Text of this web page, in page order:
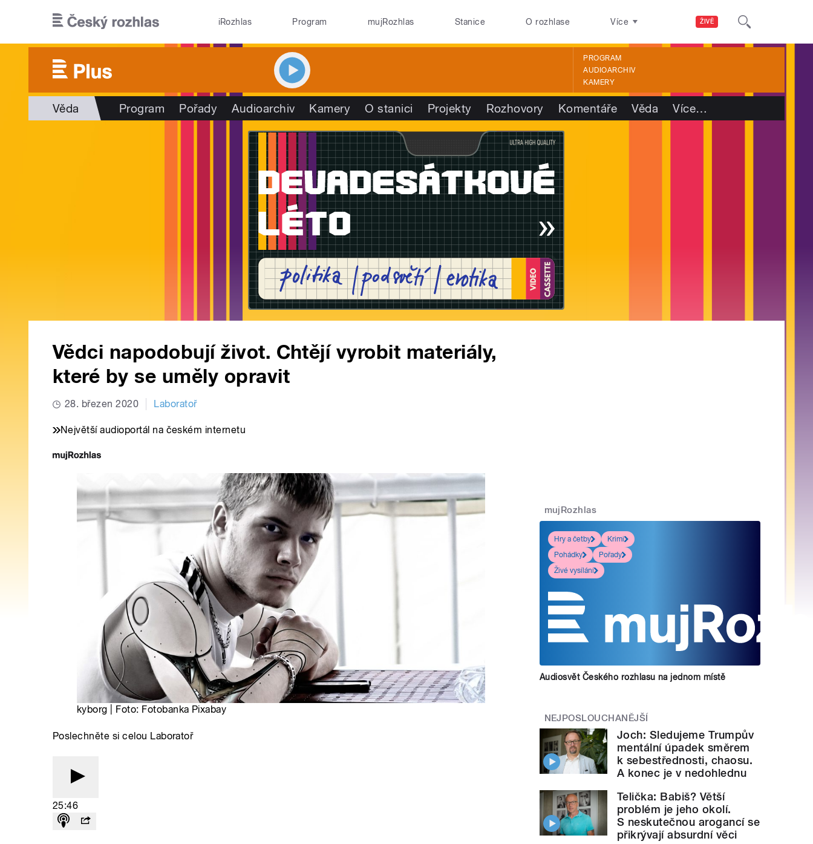
ŽIVĚ
iRozhlas Program mujRozhlas Stanice O rozhlase Více
PROGRAM
AUDIOARCHIV
KAMERY
Věda Program Pořady Audioarchiv Kamery O stanici Projekty Rozhovory Komentáře Věda Více…
Vědci napodobují život. Chtějí vyrobit materiály,
které by se uměly opravit
28. březen 2020 Laboratoř
Největší audioportál na českém internetu
kyborg | Foto: Fotobanka Pixabay
Poslechněte si celou Laboratoř
25:46
mujRozhlas
Hry a četby
Krimi
Pohádky
Pořady
Živé vysílání
Audiosvět Českého rozhlasu na jednom místě
NEJPOSLOUCHANĚJŠÍ
Joch: Sledujeme Trumpův
mentální úpadek směrem
k sebestřednosti, chaosu.
A konec je v nedohlednu
Telička: Babiš? Větší
problém je jeho okolí.
S neskutečnou arogancí se
přikrývají absurdní věci